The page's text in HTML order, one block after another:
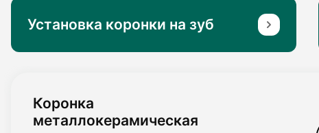
Установка коронки на зуб
Коронка
металлокерамическая